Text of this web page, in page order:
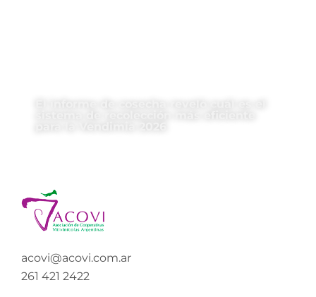
acovi@acovi.com.ar
261 421 2422